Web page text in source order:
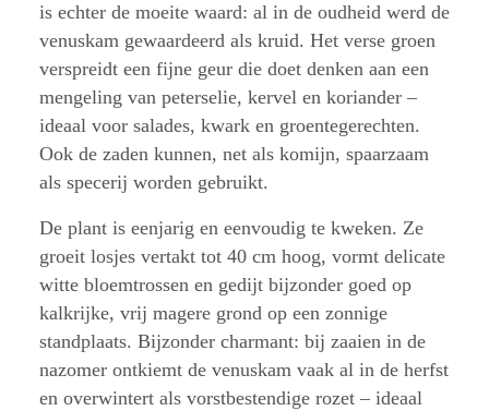
is echter de moeite waard: al in de oudheid werd de
venuskam gewaardeerd als kruid. Het verse groen
verspreidt een fijne geur die doet denken aan een
mengeling van peterselie, kervel en koriander –
ideaal voor salades, kwark en groentegerechten.
Ook de zaden kunnen, net als komijn, spaarzaam
als specerij worden gebruikt.
De plant is eenjarig en eenvoudig te kweken. Ze
groeit losjes vertakt tot 40 cm hoog, vormt delicate
witte bloemtrossen en gedijt bijzonder goed op
kalkrijke, vrij magere grond op een zonnige
standplaats. Bijzonder charmant: bij zaaien in de
nazomer ontkiemt de venuskam vaak al in de herfst
en overwintert als vorstbestendige rozet – ideaal